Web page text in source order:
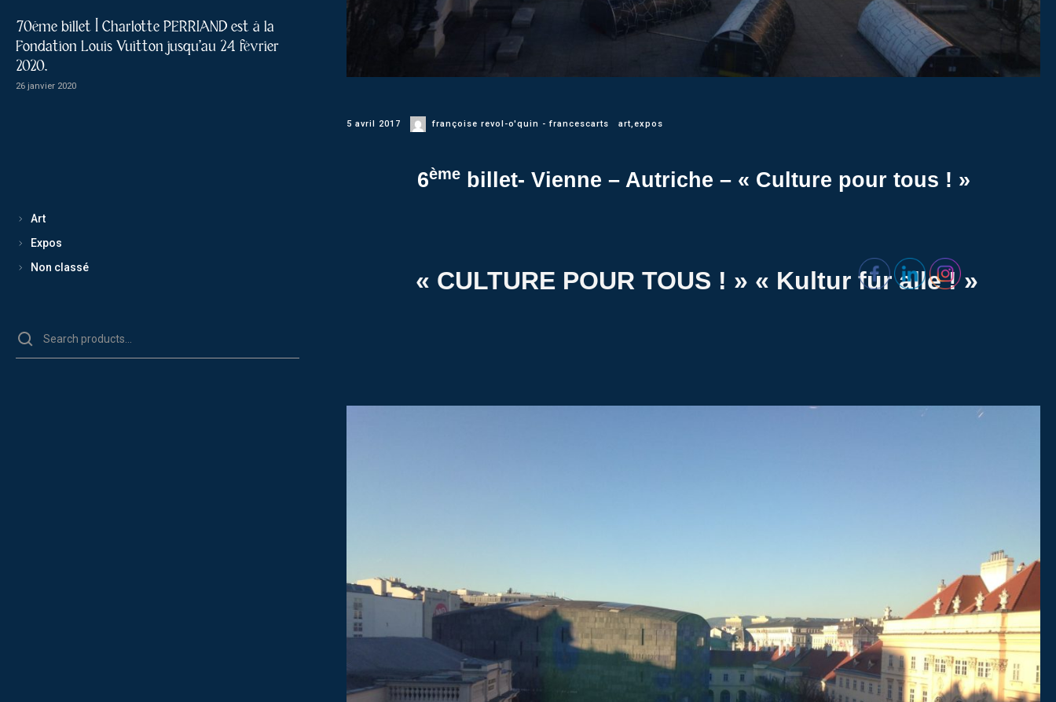
5 avril 2017 françoise revol-o'quin - francescarts art,expos
6èmebillet- Vienne – Autriche – « Culture pour tous ! »
« CULTURE POUR TOUS ! » « Kultur für alle ! »
70ème billet | Charlotte PERRIAND est à la
Fondation Louis Vuitton jusqu’au 24 février
2020.
26 janvier 2020
Art
Expos
Non classé